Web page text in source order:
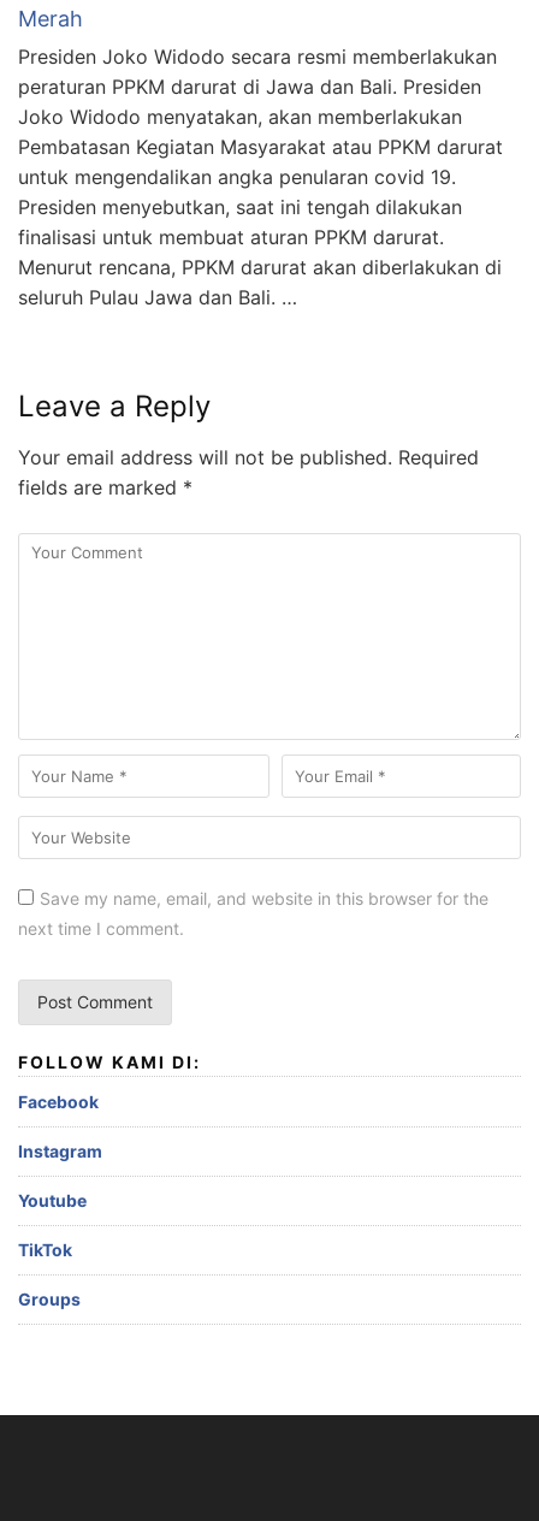
Merah
Presiden Joko Widodo secara resmi memberlakukan
peraturan PPKM darurat di Jawa dan Bali. Presiden
Joko Widodo menyatakan, akan memberlakukan
Pembatasan Kegiatan Masyarakat atau PPKM darurat
untuk mengendalikan angka penularan covid 19.
Presiden menyebutkan, saat ini tengah dilakukan
finalisasi untuk membuat aturan PPKM darurat.
Menurut rencana, PPKM darurat akan diberlakukan di
seluruh Pulau Jawa dan Bali. …
Leave a Reply
Your email address will not be published. Required
fields are marked *
Save my name, email, and website in this browser for the
next time I comment.
FOLLOW KAMI DI:
Facebook
Instagram
Youtube
TikTok
Groups